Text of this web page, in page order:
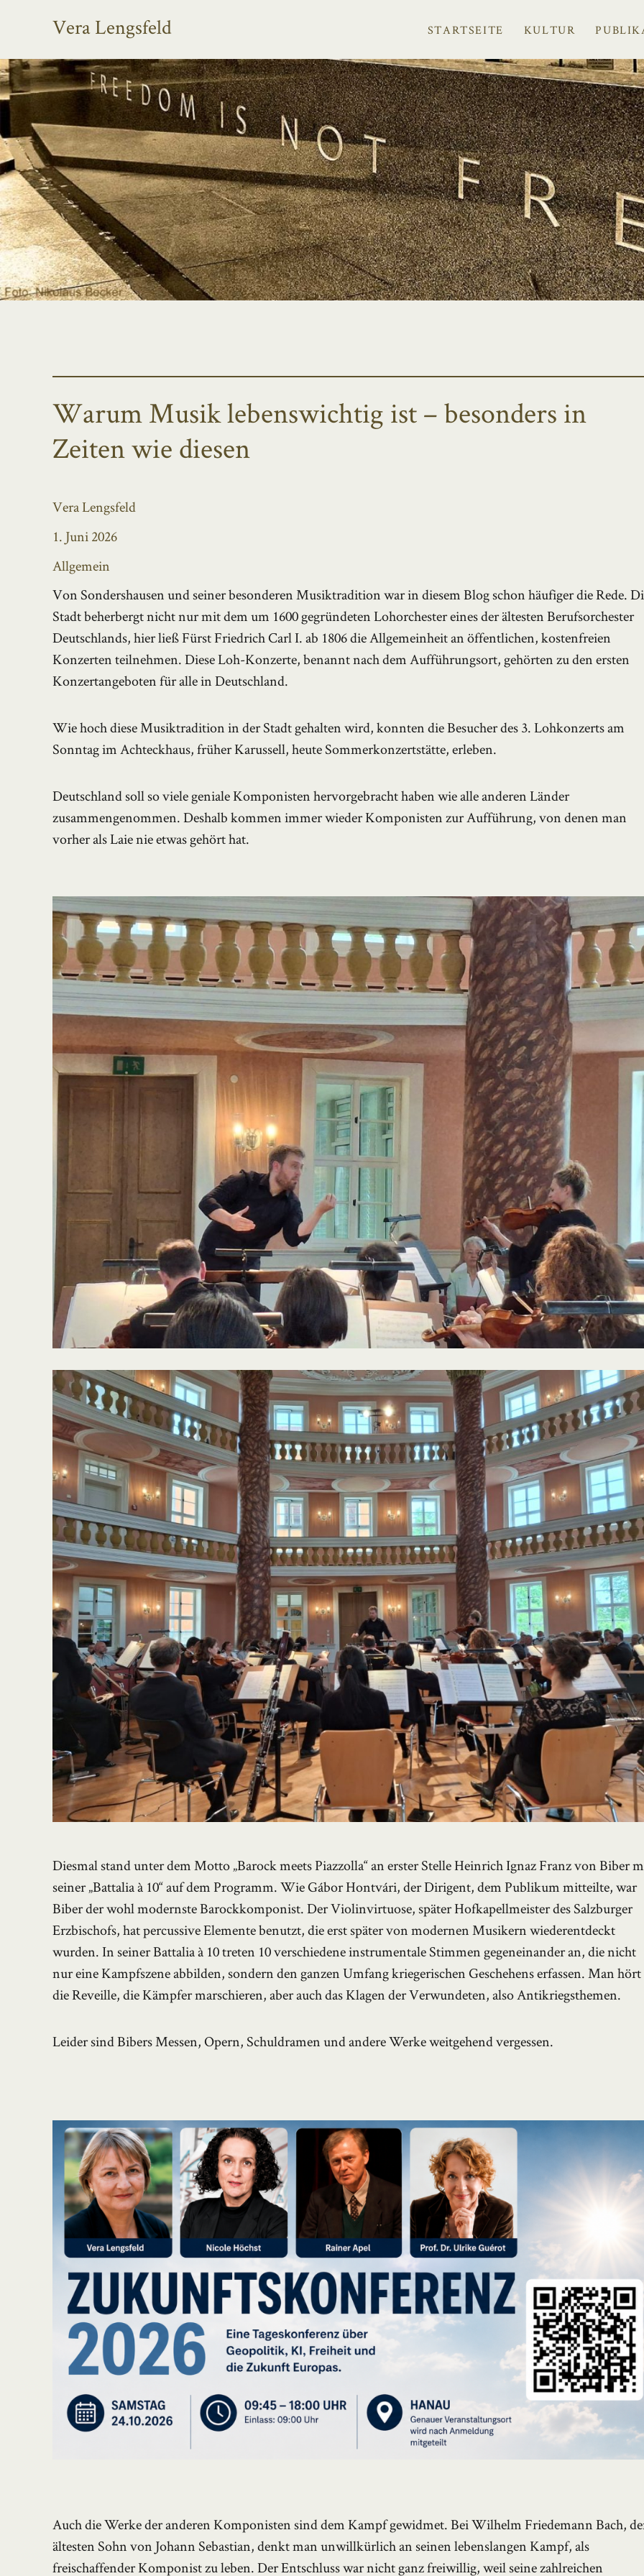
Vera Lengsfeld STARTSEITE KULTUR
Warum Musik lebenswichtig ist – besonders in
Zeiten wie diesen
Autor
Vera Lengsfeld
Veröffentlicht
am
1. Juni 2026
Kategorien
Allgemein
Von Sondershausen und seiner besonderen Musiktradition war in diesem Blog schon häufiger die Rede.
Stadt beherbergt nicht nur mit dem um 1600 gegründeten Lohorchester eines der ältesten Berufsorchester
Deutschlands, hier ließ Fürst Friedrich Carl I. ab 1806 die Allgemeinheit an öffentlichen, kostenfreien
Konzerten teilnehmen. Diese Loh-Konzerte, benannt nach dem Aufführungsort, gehörten zu den ersten
Konzertangeboten für alle in Deutschland.
Wie hoch diese Musiktradition in der Stadt gehalten wird, konnten die Besucher des 3. Lohkonzerts am
Sonntag im Achteckhaus, früher Karussell, heute Sommerkonzertstätte, erleben.
Deutschland soll so viele geniale Komponisten hervorgebracht haben wie alle anderen Länder
zusammengenommen. Deshalb kommen immer wieder Komponisten zur Aufführung, von denen man
vorher als Laie nie etwas gehört hat.
Diesmal stand unter dem Motto „Barock meets Piazzolla“ an erster Stelle Heinrich Ignaz Franz von Biber
seiner „Battalia à 10“ auf dem Programm. Wie Gábor Hontvári, der Dirigent, dem Publikum mitteilte, war
Biber der wohl modernste Barockkomponist. Der Violinvirtuose, später Hofkapellmeister des Salzburger
Erzbischofs, hat percussive Elemente benutzt, die erst später von modernen Musikern wiederentdeckt
wurden. In seiner Battalia à 10 treten 10 verschiedene instrumentale Stimmen gegeneinander an, die nicht
nur eine Kampfszene abbilden, sondern den ganzen Umfang kriegerischen Geschehens erfassen. Man hört
die Reveille, die Kämpfer marschieren, aber auch das Klagen der Verwundeten, also Antikriegsthemen.
Leider sind Bibers Messen, Opern, Schuldramen und andere Werke weitgehend vergessen.
Auch die Werke der anderen Komponisten sind dem Kampf gewidmet. Bei Wilhelm Friedemann Bach,
ältesten Sohn von Johann Sebastian, denkt man unwillkürlich an seinen lebenslangen Kampf, als
freischaffender Komponist zu leben. Der Entschluss war nicht ganz freiwillig, weil seine zahlreichen